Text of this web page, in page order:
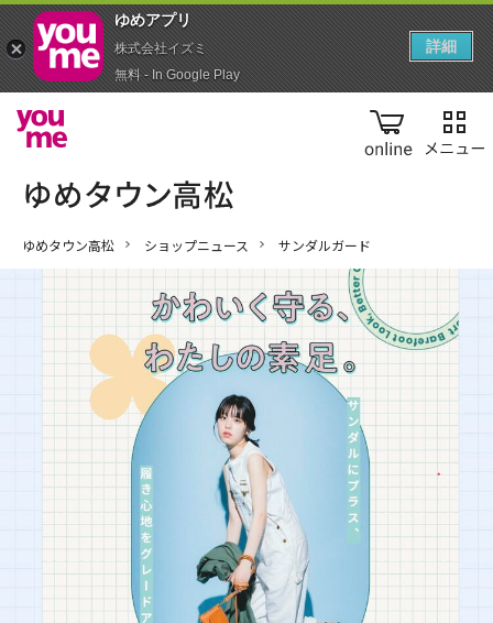
online
ゆめタウン高松 ショップニュース サンダルガード
ゆめアプ‪リ‬
株式会社イズミ
無料 - In Google Play
詳細